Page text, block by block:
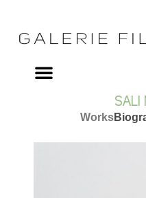
SALI
Works